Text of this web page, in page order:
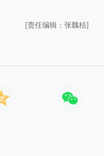
[责任编辑：张魏桔]